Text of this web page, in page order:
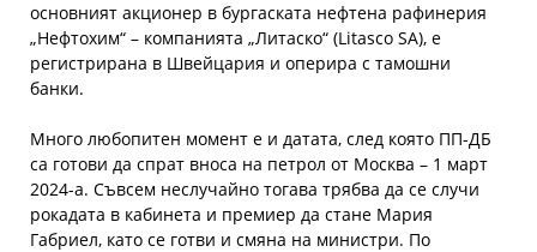
основният акционер в бургаската нефтена рафинерия
„Нефтохим“ – компанията „Литаско“ (Litasco SA), е
регистрирана в Швейцария и оперира с тамошни
банки.
Много любопитен момент е и датата, след която ПП-ДБ
са готови да спрат вноса на петрол от Москва – 1 март
2024-а. Съвсем неслучайно тогава трябва да се случи
рокадата в кабинета и премиер да стане Мария
Габриел, като се готви и смяна на министри. По